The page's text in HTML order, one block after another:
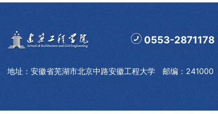
0553-2871178
地址：安徽省芜湖市北京中路安徽工程大学 邮编：241000